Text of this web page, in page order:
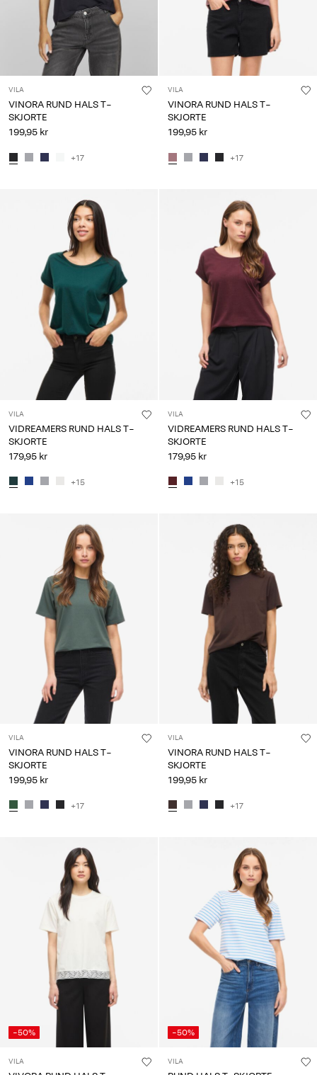
VILA
VINORA RUND HALS T-
SKJORTE
199,95 kr
+17
VILA
VINORA RUND HALS T-
SKJORTE
199,95 kr
+17
VILA
VIDREAMERS RUND HALS T-
SKJORTE
179,95 kr
+15
VILA
VIDREAMERS RUND HALS T-
SKJORTE
179,95 kr
+15
VILA
VINORA RUND HALS T-
SKJORTE
199,95 kr
+17
VILA
VINORA RUND HALS T-
SKJORTE
199,95 kr
+17
-50%
VILA
-50%
VILA